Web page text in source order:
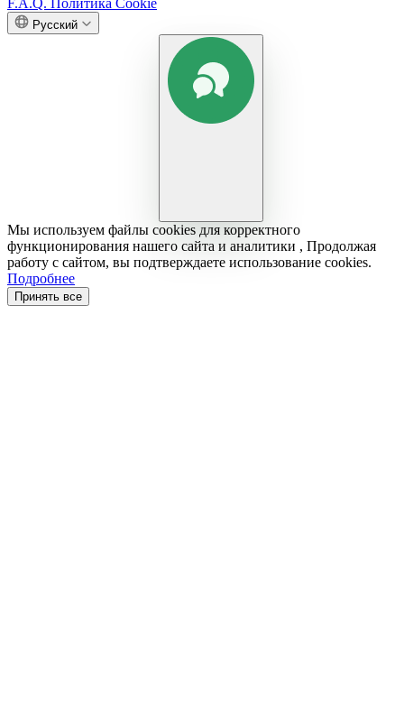
Русский
Мы используем файлы cookies для корректного
функционирования нашего сайта и аналитики , Продолжая
работу с сайтом, вы подтверждаете использование cookies.
Подробнее
Принять все